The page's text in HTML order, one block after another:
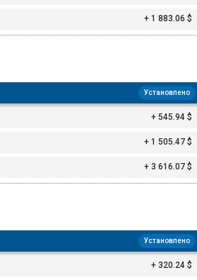
+ 1 883.06 $
Установлено
+ 545.94 $
+ 1 505.47 $
+ 3 616.07 $
Установлено
+ 320.24 $